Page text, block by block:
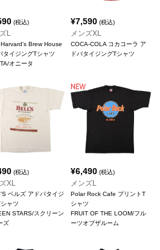
(税込)
L
Brew House
タイジングTシャツ
オニータ
¥7,590 (税込)
メンズXL
COCA-COLA コカコーラ ア
ドバタイジングTシャツ
(税込)
XL
ベルズ アドバタイジ
ャツ
STARS/スクリーン
ズ
¥6,490 (税込)
メンズL
Polar Rock Cafe プリントT
シャツ
FRUIT OF THE LOOM/フル
ーツオブザルーム